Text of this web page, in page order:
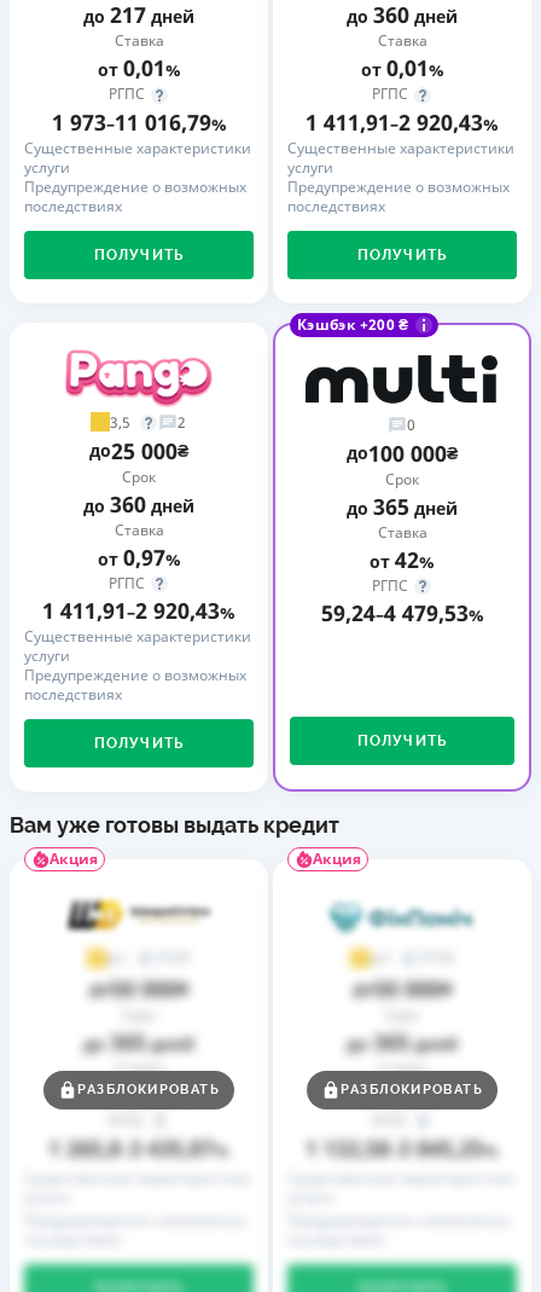
до 217 дней
Ставка
от 0,01%
РГПС
1 973–11 016,79%
Существенные характеристики
услуги
Предупреждение о возможных
последствиях
ПОЛУЧИТЬ
до 360 дней
Ставка
от 0,01%
РГПС
1 411,91–2 920,43%
Существенные характеристики
услуги
Предупреждение о возможных
последствиях
ПОЛУЧИТЬ
3,5 2
до25 000₴
Срок
до 360 дней
Ставка
от 0,97%
РГПС
1 411,91–2 920,43%
Существенные характеристики
услуги
Предупреждение о возможных
последствиях
ПОЛУЧИТЬ
Кэшбэк +200 ₴
0
до100 000₴
Срок
до 365 дней
Ставка
от 42%
РГПС
59,24–4 479,53%
ПОЛУЧИТЬ
Вам уже готовы выдать кредит
Акция
4,1
до50 000₴
до 365дней
Ставка
от0,01%
1 265,8 3 435,87%
РАЗБЛОКИРОВАТЬ
Акция
4,7
до50 000₴
до 365дней
Ставка
от0,01%
1 132,58 3 845,25%
РАЗБЛОКИРОВАТЬ